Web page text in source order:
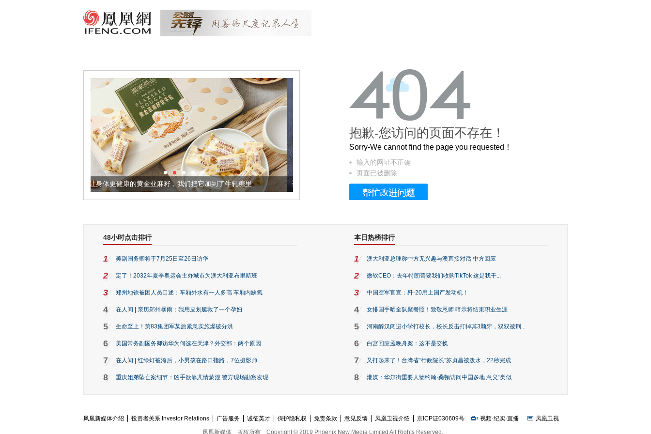
让身体更健康的黄金亚麻籽，我们把它加到了牛轧糖里 被列入佛家七宝的它到底有多美？
抱歉-您访问的页面不存在！
Sorry-We cannot find the page you requested！
输入的网址不正确
页面已被删除
48小时点击排行
1 美副国务卿将于7月25日至26日访华
2 定了！2032年夏季奥运会主办城市为澳大利亚布里斯班
3 郑州地铁被困人员口述：车厢外水有一人多高 车厢内缺氧
4 在人间 | 亲历郑州暴雨：我用皮划艇救了一个孕妇
5 生命至上！第83集团军某旅紧急实施爆破分洪
6 美国常务副国务卿访华为何选在天津？外交部：两个原因
7 在人间 | 红绿灯被淹后，小男孩在路口指路，7位摄影师...
8 重庆姐弟坠亡案细节：凶手欲靠悲情蒙混 警方现场勘察发现...
本日热榜排行
1 澳大利亚总理称中方无兴趣与澳直接对话 中方回应
2 微软CEO：去年特朗普要我们收购TikTok 这是我干...
3 中国空军官宣：歼-20用上国产发动机！
4 女排国手晒全队聚餐照！致敬恩师 暗示将结束职业生涯
5 河南醉汉闯进小学打校长，校长反击打掉其3颗牙，双双被刑...
6 白宫回应孟晚舟案：这不是交换
7 又打起来了！台湾省“行政院长”苏贞昌被泼水，22秒完成...
8 港媒：华尔街重要人物约翰·桑顿访问中国多地 意义“类似...
凤凰新媒体介绍 投资者关系 Investor Relations 广告服务 诚征英才 保护隐私权 免责条款 意见反馈 凤凰卫视介绍 京ICP证030609号 视频·纪实·直播
凤凰卫视
凤凰新媒体
版权所有 Copyright © 2019 Phoenix New Media Limited All Rights Reserved.